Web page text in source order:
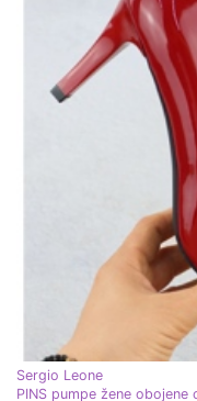
Sergio Leone
PINS pumpe žene obojene